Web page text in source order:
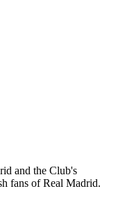
and the Club's
fans of Real Madrid.